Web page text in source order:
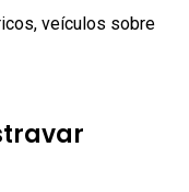
veículos sobre